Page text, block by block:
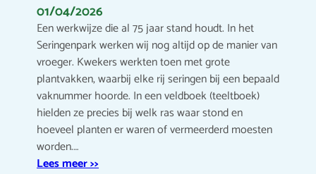
01/04/2026
Een werkwijze die al 75 jaar stand houdt. In het
Seringenpark werken wij nog altijd op de manier van
vroeger. Kwekers werkten toen met grote
plantvakken, waarbij elke rij seringen bij een bepaald
vaknummer hoorde. In een veldboek (teeltboek)
hielden ze precies bij welk ras waar stond en
hoeveel planten er waren of vermeerderd moesten
worden.…
Lees meer >>